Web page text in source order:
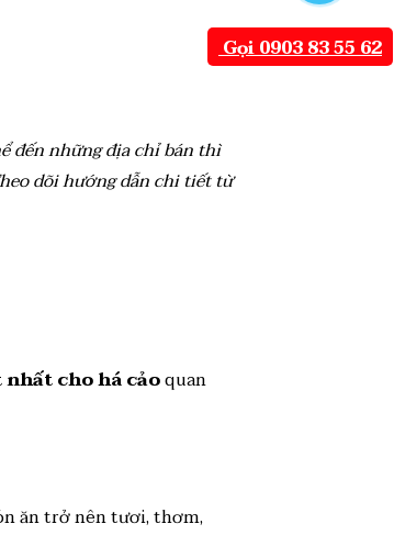
đến những địa chỉ bán thì
dõi hướng dẫn chi tiết từ
cho há cảoquan
ăn trở nên tươi, thơm,
Gọi 0903 83 55 62